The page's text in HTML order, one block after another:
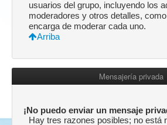
usuarios del grupo, incluyendo los
moderadores y otros detalles,
encarga de moderar cada uno.
Arriba
Mensajería privada
¡No puedo enviar un mensaje
Hay tres razones posibles; no está